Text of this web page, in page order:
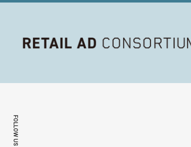
FOLLOW US